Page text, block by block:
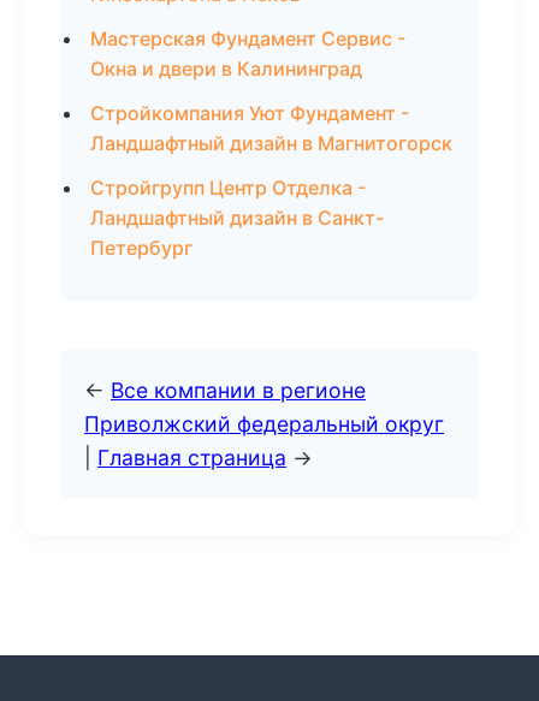
Мастерская Фундамент Сервис -
Окна и двери в Калининград
Стройкомпания Уют Фундамент -
Ландшафтный дизайн в Магнитогорск
Стройгрупп Центр Отделка -
Ландшафтный дизайн в Санкт-
Петербург
← Все компании в регионе
Приволжский федеральный округ
Главная страница →